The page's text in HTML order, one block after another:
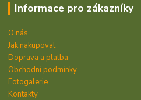
Informace pro zákazníky
O nás
Jak nakupovat
Doprava a platba
Obchodní podmínky
Fotogalerie
Kontakty